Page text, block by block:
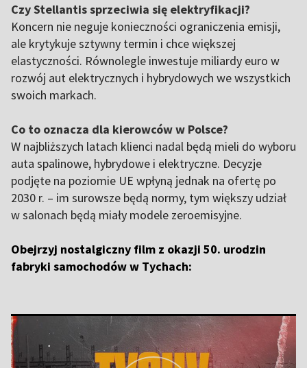
Czy Stellantis sprzeciwia się elektryfikacji?
Koncern nie neguje konieczności ograniczenia emisji,
ale krytykuje sztywny termin i chce większej
elastyczności. Równolegle inwestuje miliardy euro w
rozwój aut elektrycznych i hybrydowych we wszystkich
swoich markach.
Co to oznacza dla kierowców w Polsce?
W najbliższych latach klienci nadal będą mieli do wyboru
auta spalinowe, hybrydowe i elektryczne. Decyzje
podjęte na poziomie UE wpłyną jednak na ofertę po
2030 r. – im surowsze będą normy, tym większy udział
w salonach będą miały modele zeroemisyjne.
Obejrzyj nostalgiczny film z okazji 50. urodzin
fabryki samochodów w Tychach: